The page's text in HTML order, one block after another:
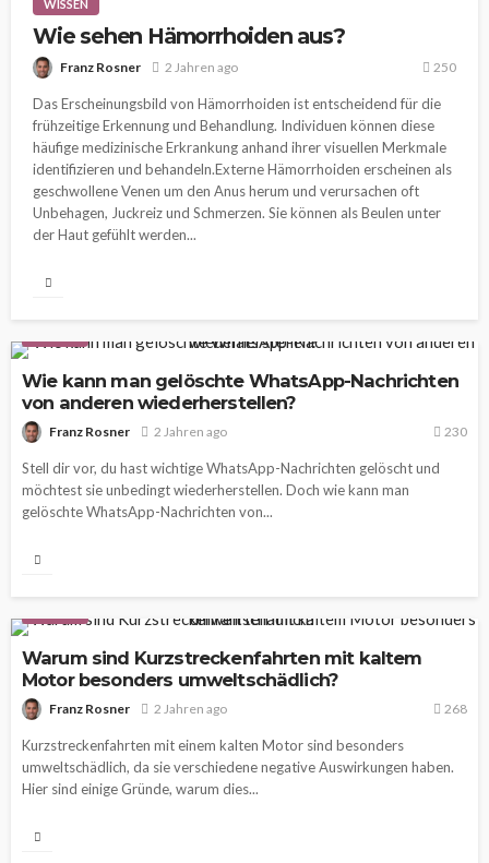
WISSEN
Wie sehen Hämorrhoiden aus?
Franz Rosner 2 Jahren ago 250
Das Erscheinungsbild von Hämorrhoiden ist entscheidend für die
frühzeitige Erkennung und Behandlung. Individuen können diese
häufige medizinische Erkrankung anhand ihrer visuellen Merkmale
identifizieren und behandeln.Externe Hämorrhoiden erscheinen als
geschwollene Venen um den Anus herum und verursachen oft
Unbehagen, Juckreiz und Schmerzen. Sie können als Beulen unter
der Haut gefühlt werden...
Wie kann man gelöschte WhatsApp-Nachrichten
von anderen wiederherstellen?
Franz Rosner 2 Jahren ago 230
Stell dir vor, du hast wichtige WhatsApp-Nachrichten gelöscht und
möchtest sie unbedingt wiederherstellen. Doch wie kann man
gelöschte WhatsApp-Nachrichten von...
Warum sind Kurzstreckenfahrten mit kaltem
Motor besonders umweltschädlich?
Franz Rosner 2 Jahren ago 268
Kurzstreckenfahrten mit einem kalten Motor sind besonders
umweltschädlich, da sie verschiedene negative Auswirkungen haben.
Hier sind einige Gründe, warum dies...